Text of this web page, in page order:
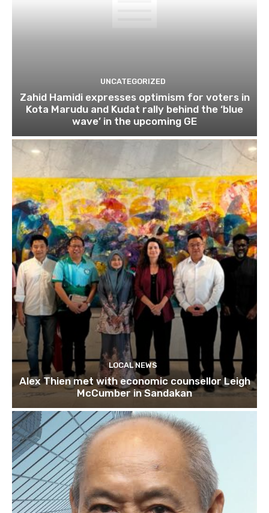
UNCATEGORIZED
Zahid Hamidi expresses optimism for voters in
Kota Marudu and Kudat rally behind the ‘blue
wave’ in the upcoming GE
LOCAL NEWS
Alex Thien met with economic counsellor Leigh
McCumber in Sandakan